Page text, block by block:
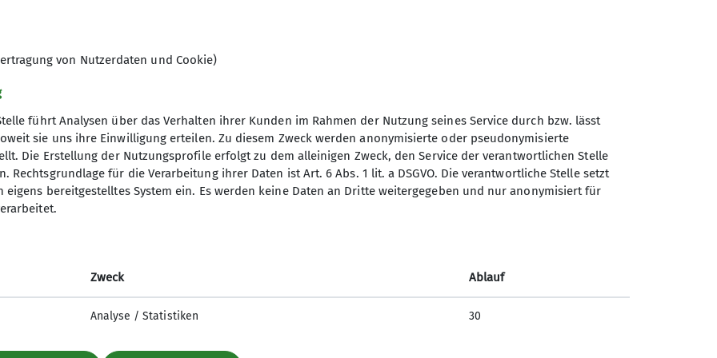
Familien mit jüngeren Kindern in unserer Familiengruppe vernetzen, um gemeinsam
und keine Führungstouren. Die organisierenden Familien geben den
auf eigene Gefahr und Verantwortung. Eltern bleiben während der Tour
Gesetzes. Alle Teilnehmer*innen müssen Mitglieder der DAV Sektion Koblenz sein.
Absprache möglich.
Touren (z.B. Hüttentour) sollen sich bereits von früheren Touren bzw. von
kennen, um sich gegenseitig einschätzen zu können.
DAV
Sektion Koblenz des
Deutschen Alpenvereins e.V.
Kolonnenweg 7
von Nutzerdaten und Cookie)
führt Analysen über das Verhalten ihrer Kunden im Rahmen der Nutzung seines Service durch bzw. lässt
sie uns ihre Einwilligung erteilen. Zu diesem Zweck werden anonymisierte oder pseudonymisierte
Die Erstellung der Nutzungsprofile erfolgt zu dem alleinigen Zweck, den Service der verantwortlichen Stelle
Rechtsgrundlage für die Verarbeitung ihrer Daten ist Art. 6 Abs. 1 lit. a DSGVO. Die verantwortliche Stelle setzt
eigens bereitgestelltes System ein. Es werden keine Daten an Dritte weitergegeben und nur anonymisiert für
Zweck Ablauf
Analyse / Statistiken 30